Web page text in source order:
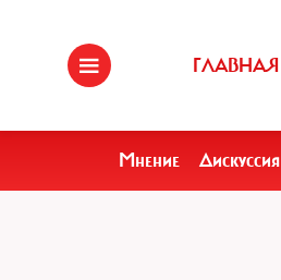
ГЛАВНАЯ
Мнение Дискуссия